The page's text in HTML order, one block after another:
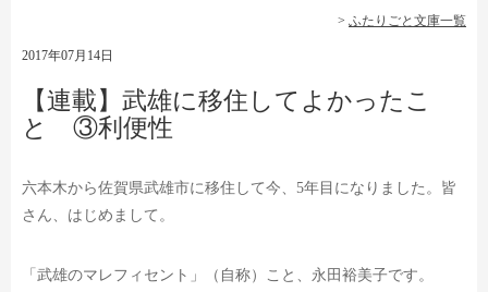
> ふたりごと文庫一覧
2017年07月14日
【連載】武雄に移住してよかったこ
と ③利便性
六本木から佐賀県武雄市に移住して今、5年目になりました。皆
さん、はじめまして。
「武雄のマレフィセント」（自称）こと、永田裕美子です。